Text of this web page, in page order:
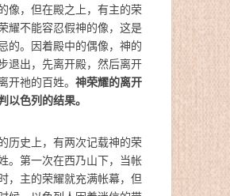
像，但在殿之上，有主的荣
耀不能容忍假神的像，这是
的。因着殿中的偶像，神的
退出，先离开殿，然后离开
开祂的百姓。 神荣耀的离开
以色列的结果。
历史上，有两次记载神的荣
。第一次在西乃山下，当帐
，主的荣耀就充满帐幕，但